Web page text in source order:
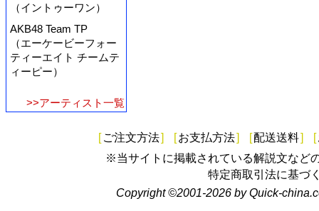
（イントゥーワン）
AKB48 Team TP
（エーケービーフォー
ティーエイト チームテ
ィーピー）
>>アーティスト一覧
[ ご注文方法] [お支払方法] [配送送料] [
※当サイトに掲載されている解説文など
特定商取引法に基づ
Copyright ©2001-2026 by Quick-